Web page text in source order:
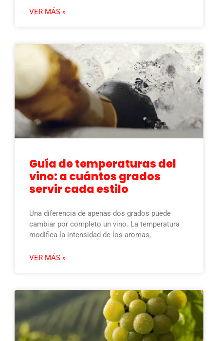
VER MÁS »
Guía de temperaturas del
vino: a cuántos grados
servir cada estilo
Una diferencia de apenas dos grados puede
cambiar por completo un vino. La temperatura
modifica la intensidad de los aromas,
VER MÁS »